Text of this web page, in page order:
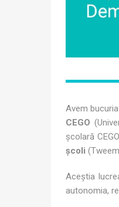
Avem
CEGO
școlară
școli
Aceștia
autonomia,